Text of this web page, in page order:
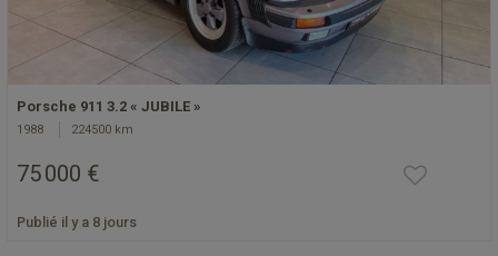
Porsche 911 3.2 « JUBILE »
1988 224500 km
75 000 €
Publié il y a 8 jours